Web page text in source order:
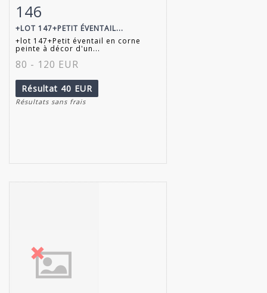
Fiche détaillée
146
+LOT 147+PETIT ÉVENTAIL...
+lot 147+Petit éventail en corne
peinte à décor d'un...
80 - 120 EUR
Résultat 40 EUR
Résultats sans frais